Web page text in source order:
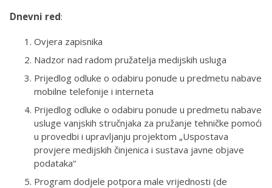
Dnevni red:
Ovjera zapisnika
Nadzor nad radom pružatelja medijskih usluga
Prijedlog odluke o odabiru ponude u predmetu nabave
mobilne telefonije i interneta
Prijedlog odluke o odabiru ponude u predmetu nabave
usluge vanjskih stručnjaka za pružanje tehničke pomoći
u provedbi i upravljanju projektom „Uspostava
provjere medijskih činjenica i sustava javne objave
podataka“
Program dodjele potpora male vrijednosti (de